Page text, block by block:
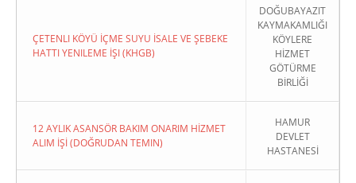
ÇETENLI KÖYÜ İÇME SUYU İSALE VE ŞEBEKE
HATTI YENILEME İŞI (KHGB)
DOĞUBAYAZIT
KAYMAKAMLIĞI
KÖYLERE
HİZMET
GÖTÜRME
BİRLİĞİ
12 AYLIK ASANSÖR BAKIM ONARIM HİZMET
ALIM İŞİ (DOĞRUDAN TEMIN)
HAMUR
DEVLET
HASTANESİ